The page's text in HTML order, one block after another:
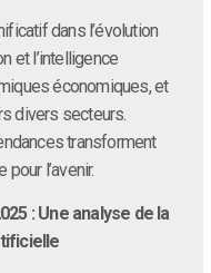
dans l’évolution
et l’intelligence
économiques, et
divers secteurs.
transforment
l’avenir.
: Une analyse de la